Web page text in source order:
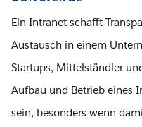
Ein Intranet schafft
Austausch in einem
Startups, Mittelständler
Aufbau und Betrieb eines
sein, besonders wenn